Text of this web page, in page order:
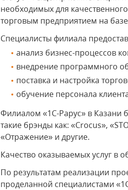
необходимых для
торговым предприятием на
Специалисты филиала
анализ бизнес-процессов
внедрение программного
поставка и настройка
обучение персонала
Филиалом «1С-Рарус» в Казани
такие брэнды как: «Crocus»,
«Отражение» и другие.
Качество оказываемых услуг в
По результатам реализации
проделанной специалистами